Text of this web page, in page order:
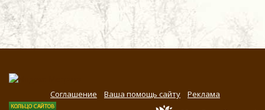
Соглашение Ваша помощь сайту Реклама